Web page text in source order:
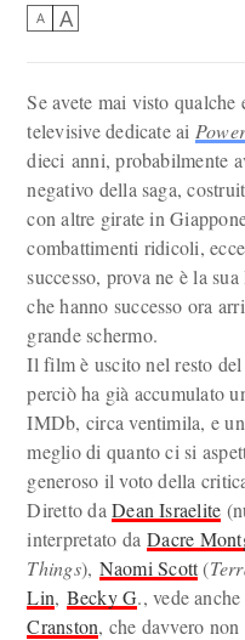
A A
Se avete mai visto
televisive dedicate ai
dieci anni, probabilmente
negativo della saga,
con altre girate in
combattimenti ridicoli,
successo, prova ne è la
che hanno successo ora
grande schermo.
Il film è uscito nel resto
perciò ha già accumulato
IMDb, circa ventimila, e
meglio di quanto ci si
generoso il voto della
Diretto daDean Israelite
interpretato daDacre
Things), Naomi Scott(
Lin, Becky G., vede
Cranston, che davvero